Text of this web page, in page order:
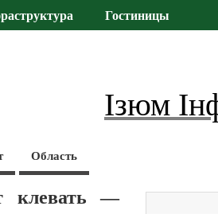
Гостиницы
Ізюм
Область
клевать —